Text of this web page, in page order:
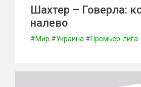
Шахтер – Говерла:
налево
#Мир #Украина #Премьер-лига